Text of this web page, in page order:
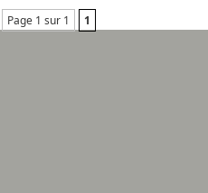
Page 1 sur 1 1